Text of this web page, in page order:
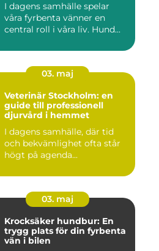
I dagens samhälle spelar
våra fyrbenta vänner en
central roll i våra liv. Hund...
03. maj
Veterinär Stockholm: en
guide till professionell
djurvård i hemmet
I dagens samhälle, där tid
och bekvämlighet ofta står
högt på agenda...
03. maj
Krocksäker hundbur: En
trygg plats för din fyrbenta
vän i bilen